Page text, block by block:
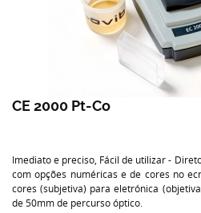
CE 2000 Pt-Co
Imediato e preciso, Fácil de utilizar -
com opções numéricas e de cores no
cores (subjetiva) para eletrónica
de 50mm de percurso óptico.